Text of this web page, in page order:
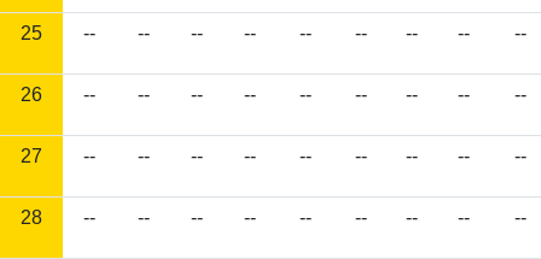
25 -- -- -- -- -- -- -- -- --
26 -- -- -- -- -- -- -- -- --
27 -- -- -- -- -- -- -- -- --
28 -- -- -- -- -- -- -- -- --